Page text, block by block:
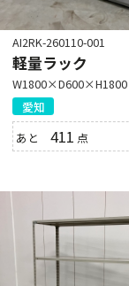
AI2RK-260110-001
軽量ラック
W1800×D600×H1800
愛知
あと411 点